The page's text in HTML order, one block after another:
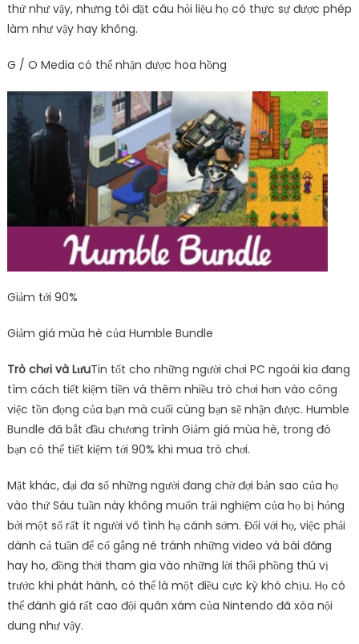
thứ như vậy, nhưng tôi đặt câu hỏi liệu họ có thực sự được phép
làm như vậy hay không.
G / O Media có thể nhận được hoa hồng
Giảm tới 90%
Giảm giá mùa hè của Humble Bundle
Trò chơi và LưuTin tốt cho những người chơi PC ngoài kia đang
tìm cách tiết kiệm tiền và thêm nhiều trò chơi hơn vào công
việc tồn đọng của bạn mà cuối cùng bạn sẽ nhận được. Humble
Bundle đã bắt đầu chương trình Giảm giá mùa hè, trong đó
bạn có thể tiết kiệm tới 90% khi mua trò chơi.
Mặt khác, đại đa số những người đang chờ đợi bản sao của họ
vào thứ Sáu tuần này không muốn trải nghiệm của họ bị hỏng
bởi một số rất ít người vô tình hạ cánh sớm. Đối với họ, việc phải
dành cả tuần để cố gắng né tránh những video và bài đăng
hay ho, đồng thời tham gia vào những lời thổi phồng thú vị
trước khi phát hành, có thể là một điều cực kỳ khó chịu. Họ có
thể đánh giá rất cao đội quân xám của Nintendo đã xóa nội
dung như vậy.